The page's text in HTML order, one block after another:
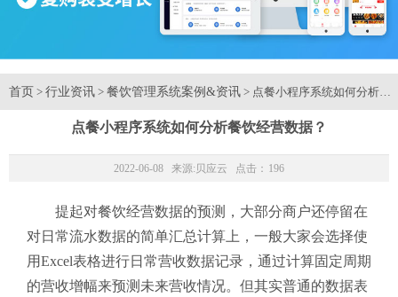
首页 > 行业资讯 > 餐饮管理系统案例&资讯 > 点餐小程序系统如何分析餐
点餐小程序系统如何分析餐饮经营数据？
2022-06-08 来源: 贝应云 点击： 196
提起对餐饮经营数据的预测，大部分商户还停留在
对日常流水数据的简单汇总计算上，一般大家会选择使
用Excel表格进行日常营收数据记录，通过计算固定周期
的营收增幅来预测未来营收情况。但其实普通的数据表